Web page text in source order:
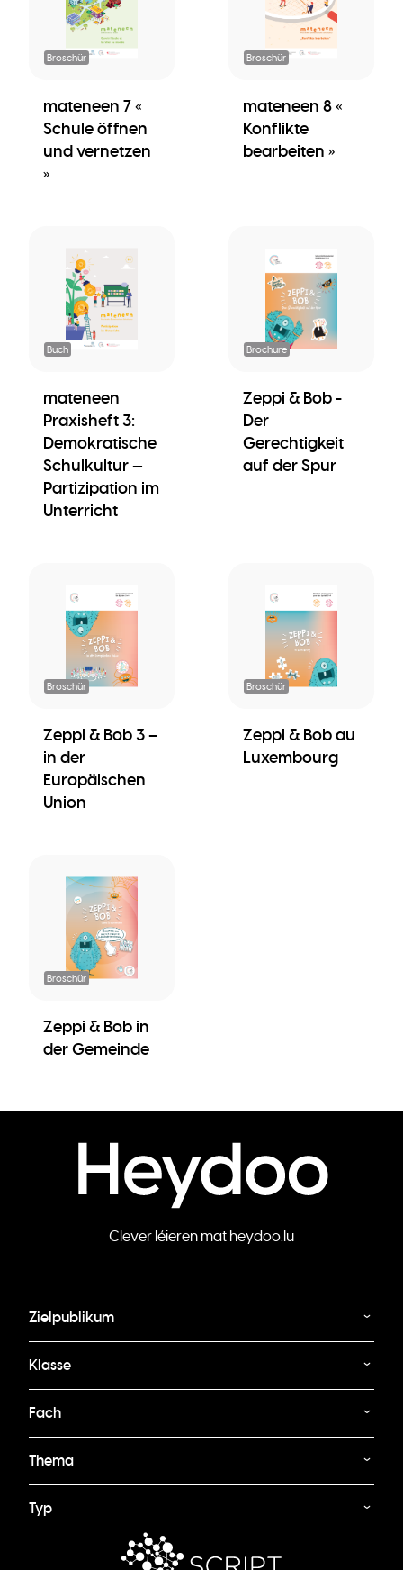
Broschür
mateneen 7 «
Schule öffnen
und vernetzen
»
Broschür
mateneen 8 «
Konflikte
bearbeiten »
Buch
mateneen
Praxisheft 3:
Demokratische
Schulkultur —
Partizipation im
Unterricht
Brochure
Zeppi & Bob -
Der
Gerechtigkeit
auf der Spur
Broschür
Zeppi & Bob 3 –
in der
Europäischen
Union
Broschür
Zeppi & Bob au
Luxembourg
Broschür
Zeppi & Bob in
der Gemeinde
Clever léieren mat heydoo.lu
Zielpublikum
Klasse
Fach
Thema
Typ